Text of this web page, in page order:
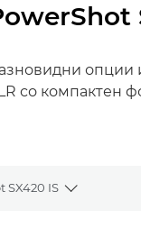
со компактен
SX420 IS
Toggle